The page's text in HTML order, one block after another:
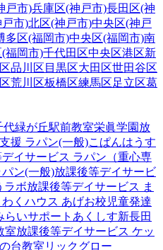
戸市)兵庫区(神戸市)長田区(神
市)北区(神戸市)中央区(神戸
多区(福岡市)中央区(福岡市)南
福岡市)千代田区中央区港区新
品川区 目黒区大田区世田谷区
荒川区板橋区練馬区足立区葛
代緑が丘駅前教室栄眞学園放
援 ラパン(一般)こぱんはうす
イサービス ラパン（重心専
ン(一般)放課後等デイサービ
ラボ放課後等デイサービス ま
わくハウス あげお校 児童発達
らいサポートあくしす新長田
室放課後等デイサービス ケッ
台教室 リックグロー